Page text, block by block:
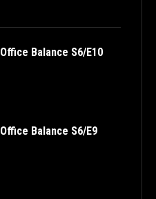
Office Balance S6/E10
Office Balance S6/E9